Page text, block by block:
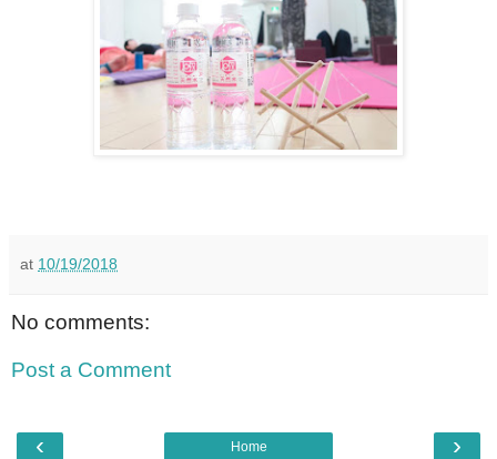
at 10/19/2018
No comments:
Post a Comment
‹ ›
Home